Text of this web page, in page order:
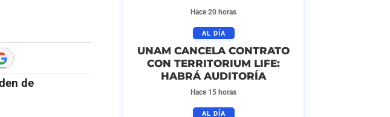
de
Hace 20 horas
AL DÍA
UNAM CANCELA CONTRATO
CON TERRITORIUM LIFE:
HABRÁ AUDITORÍA
Hace 15 horas
AL DÍA